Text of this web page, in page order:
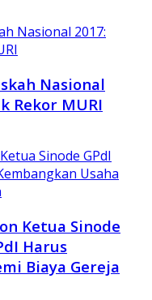
Nasional
Rekor MURI
Ketua Sinode
Harus
Biaya Gereja